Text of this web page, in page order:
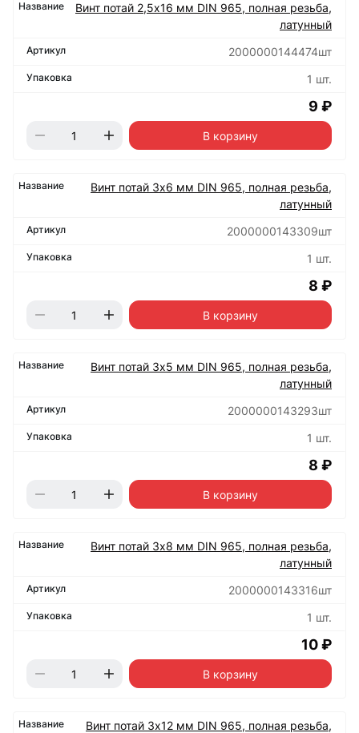
Винт потай 2,5х16 мм DIN 965, полная резьба,
латунный
2000000144474шт
1 шт.
9 ₽
В корзину
Винт потай 3х6 мм DIN 965, полная резьба,
латунный
2000000143309шт
1 шт.
8 ₽
В корзину
Винт потай 3х5 мм DIN 965, полная резьба,
латунный
2000000143293шт
1 шт.
8 ₽
В корзину
Винт потай 3х8 мм DIN 965, полная резьба,
латунный
2000000143316шт
1 шт.
10 ₽
В корзину
Винт потай 3х12 мм DIN 965, полная резьба,